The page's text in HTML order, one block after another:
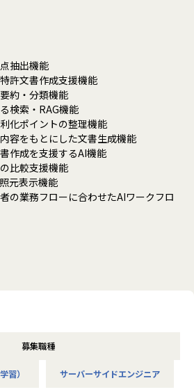
抽出機能
許文書作成支援機能
約・分類機能
検索・RAG機能
化ポイントの整理機能
容をもとにした文書生成機能
作成を支援するAI機能
比較支援機能
元表示機能
の業務フローに合わせたAIワークフロ
募集職種
習） サーバーサイドエンジニア